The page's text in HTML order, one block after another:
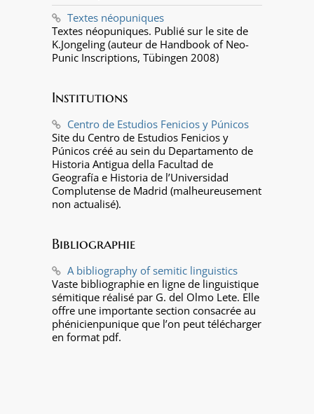
Textes néopuniques
Textes néopuniques. Publié sur le site de
K.Jongeling (auteur de Handbook of Neo-
Punic Inscriptions, Tübingen 2008)
Institutions
Centro de Estudios Fenicios y Púnicos
Site du Centro de Estudios Fenicios y
Púnicos créé au sein du Departamento de
Historia Antigua della Facultad de
Geografía e Historia de l’Universidad
Complutense de Madrid (malheureusement
non actualisé).
Bibliographie
A bibliography of semitic linguistics
Vaste bibliographie en ligne de linguistique
sémitique réalisé par G. del Olmo Lete. Elle
offre une importante section consacrée au
phénicienpunique que l’on peut télécharger
en format pdf.